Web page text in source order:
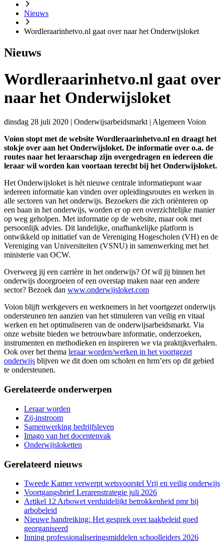
Nieuws
Wordleraarinhetvo.nl gaat over naar het Onderwijsloket
Nieuws
Wordleraarinhetvo.nl gaat over
naar het Onderwijsloket
dinsdag 28 juli 2020 | Onderwijsarbeidsmarkt| Algemeen Voion
Voion stopt met de website Wordleraarinhetvo.nl en draagt het
stokje over aan het Onderwijsloket. De informatie over o.a. de
routes naar het leraarschap zijn overgedragen en iedereen die
leraar wil worden kan voortaan terecht bij het Onderwijsloket.
Het Onderwijsloket is hét nieuwe centrale informatiepunt waar
iedereen informatie kan vinden over opleidingsroutes en werken in
alle sectoren van het onderwijs. Bezoekers die zich oriënteren op
een baan in het onderwijs, worden er op een overzichtelijke manier
op weg geholpen. Met informatie op de website, maar ook met
persoonlijk advies. Dit landelijke, onafhankelijke platform is
ontwikkeld op initiatief van de Vereniging Hogescholen (VH) en de
Vereniging van Universiteiten (VSNU) in samenwerking met het
ministerie van OCW.
Overweeg jij een carrière in het onderwijs? Of wil jij binnen het
onderwijs doorgroeien of een overstap maken naar een andere
sector? Bezoek dan www.onderwijsloket.com
Voion blijft werkgevers en werknemers in het voortgezet onderwijs
ondersteunen ten aanzien van het stimuleren van veilig en vitaal
werken en het optimaliseren van de onderwijsarbeidsmarkt. Via
onze website bieden we betrouwbare informatie, onderzoeken,
instrumenten en methodieken en inspireren we via praktijkverhalen.
Ook over het thema leraar worden/werken in het voortgezet
onderwijs blijven we dit doen om scholen en hrm’ers op dit gebied
te ondersteunen.
Gerelateerde onderwerpen
Leraar worden
Zij-instroom
Samenwerking bedrijfsleven
Imago van het docentenvak
Onderwijsloketten
Gerelateerd nieuws
Tweede Kamer verwerpt wetsvoorstel Vrij en veilig onderwijs
Voortgangsbrief Lerarenstrategie juli 2026
Artikel 12 Arbowet verduidelijkt betrokkenheid pmr bij
arbobeleid
Nieuwe handreiking: Het gesprek over taakbeleid goed
georganiseerd
Inning professionaliseringsmiddelen schoolleiders 2026